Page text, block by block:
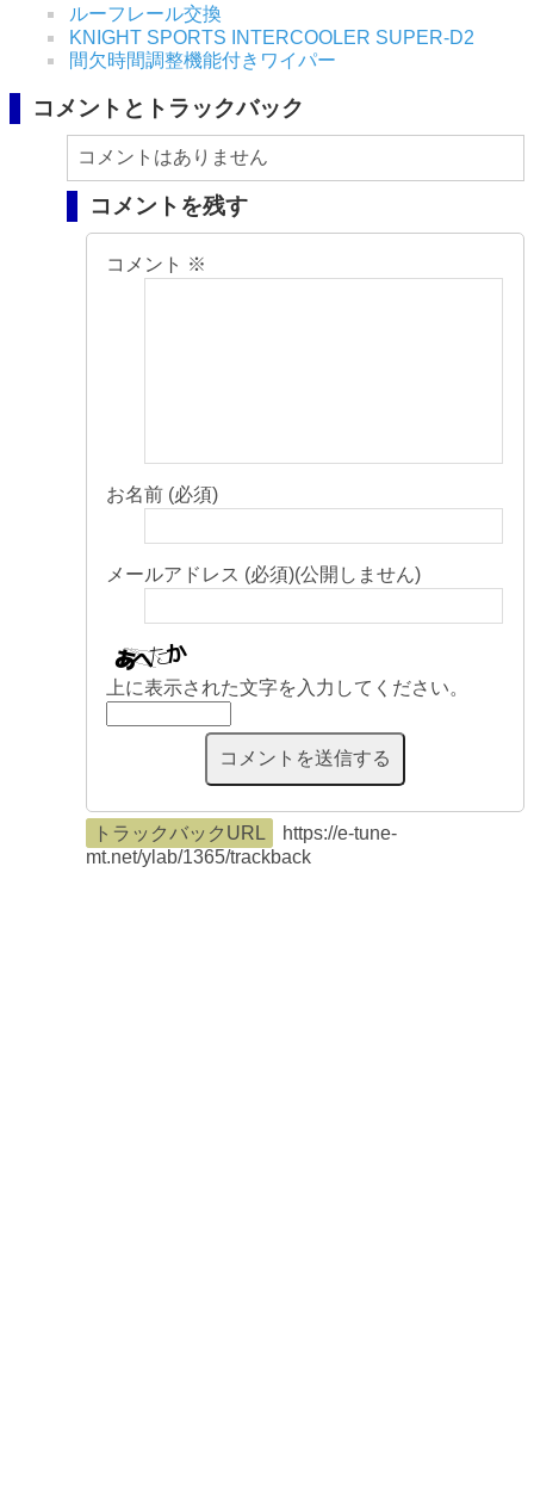
ルーフレール交換
KNIGHT SPORTS INTERCOOLER SUPER-D2
間欠時間調整機能付きワイパー
コメントとトラックバック
コメントはありません
コメントを残す
コメント ※
お名前 (必須)
メールアドレス (必須)(公開しません)
上に表示された文字を入力してください。
トラックバックURL
https://e-tune-
mt.net/ylab/1365/trackback